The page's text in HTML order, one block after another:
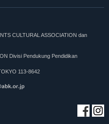
CULTURAL ASSOCIATION dan
Divisi Pendukung Pendidikan
113-8642